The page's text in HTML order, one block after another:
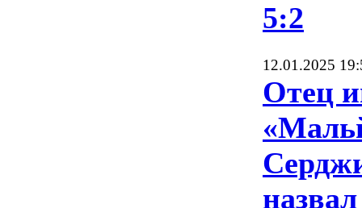
5:2
12.01.2025
Отец